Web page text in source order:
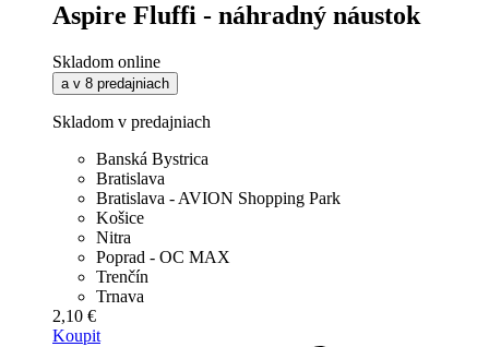
Aspire Fluffi - náhradný náustok
Skladom online
a v 8 predajniach
Skladom v predajniach
Banská Bystrica
Bratislava
Bratislava - AVION Shopping Park
Košice
Nitra
Poprad - OC MAX
Trenčín
Trnava
2,10 €
Koupit